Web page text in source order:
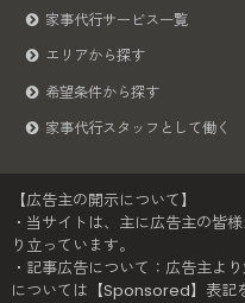
家事代行サービス一覧
エリアから探す
希望条件から探す
家事代行スタッフとして働く
【広告主の開示について】
・当サイトは、主に広告主の皆
り立っています。
・記事広告について：広告主よ
については【Sponsored】表記